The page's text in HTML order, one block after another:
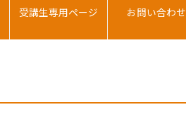
受講生専用ページ お問い合わせ